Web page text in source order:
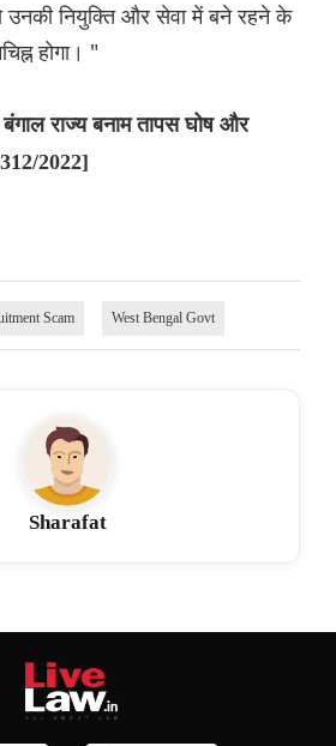
उनकी नियुक्ति और सेवा में बने रहने के
होगा। "
राज्य बनाम तापस घोष और
2022]
Scam West Bengal Govt
Sharafat